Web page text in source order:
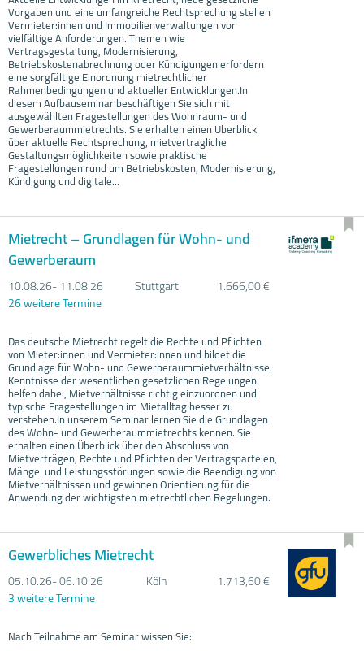
Vorgaben und eine umfangreiche Rechtsprechung stellen
Vermieter:innen und Immobilienverwaltungen vor
vielfältige Anforderungen. Themen wie
Vertragsgestaltung, Modernisierung,
Betriebskostenabrechnung oder Kündigungen erfordern
eine sorgfältige Einordnung mietrechtlicher
Rahmenbedingungen und aktueller Entwicklungen.In
diesem Aufbauseminar beschäftigen Sie sich mit
ausgewählten Fragestellungen des Wohnraum- und
Gewerberaummietrechts. Sie erhalten einen Überblick
über aktuelle Rechtsprechung, mietvertragliche
Gestaltungsmöglichkeiten sowie praktische
Fragestellungen rund um Betriebskosten, Modernisierung,
Kündigung und digitale...
Mietrecht – Grundlagen für Wohn- und
Gewerberaum
10.08.26- 11.08.26 Stuttgart
1.666,00 €
26 weitere Termine
Das deutsche Mietrecht regelt die Rechte und Pflichten
von Mieter:innen und Vermieter:innen und bildet die
Grundlage für Wohn- und Gewerberaummietverhältnisse.
Kenntnisse der wesentlichen gesetzlichen Regelungen
helfen dabei, Mietverhältnisse richtig einzuordnen und
typische Fragestellungen im Mietalltag besser zu
verstehen.In unserem Seminar lernen Sie die Grundlagen
des Wohn- und Gewerberaummietrechts kennen. Sie
erhalten einen Überblick über den Abschluss von
Mietverträgen, Rechte und Pflichten der Vertragsparteien,
Mängel und Leistungsstörungen sowie die Beendigung von
Mietverhältnissen und gewinnen Orientierung für die
Anwendung der wichtigsten mietrechtlichen Regelungen.
Gewerbliches Mietrecht
05.10.26- 06.10.26 Köln
1.713,60 €
3 weitere Termine
Nach Teilnahme am Seminar wissen Sie: